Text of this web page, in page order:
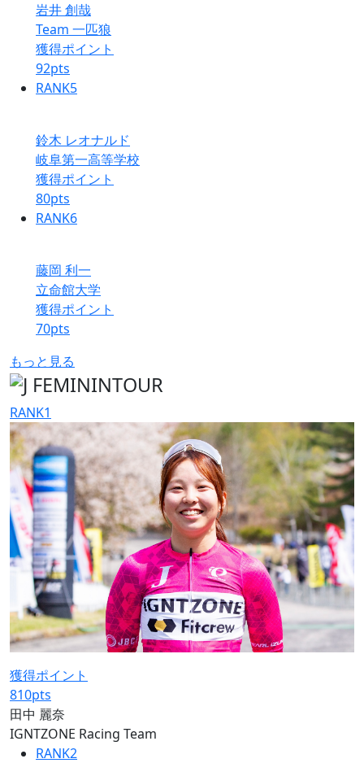
岩井 創哉
Team 一匹狼
獲得ポイント
92pts
RANK5
鈴木 レオナルド
岐阜第一高等学校
獲得ポイント
80pts
RANK6
藤岡 利一
立命館大学
獲得ポイント
70pts
もっと見る
RANK1
獲得ポイント
810pts
田中 麗奈
IGNTZONE Racing Team
RANK2